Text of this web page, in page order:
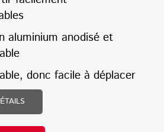
aluminium anodisé et
donc facile à déplacer